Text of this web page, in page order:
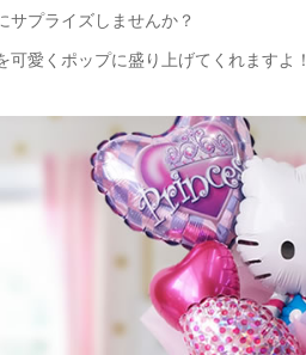
サプライズしませんか？
可愛くポップに盛り上げてくれますよ！